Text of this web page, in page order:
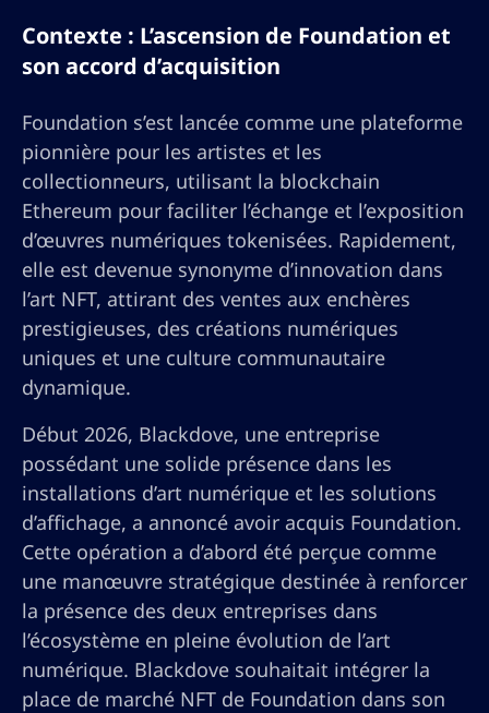
Contexte : L’ascension de Foundation et
son accord d’acquisition
Foundation s’est lancée comme une plateforme
pionnière pour les artistes et les
collectionneurs, utilisant la blockchain
Ethereum pour faciliter l’échange et l’exposition
d’œuvres numériques tokenisées. Rapidement,
elle est devenue synonyme d’innovation dans
l’art NFT, attirant des ventes aux enchères
prestigieuses, des créations numériques
uniques et une culture communautaire
dynamique.
Début 2026, Blackdove, une entreprise
possédant une solide présence dans les
installations d’art numérique et les solutions
d’affichage, a annoncé avoir acquis Foundation.
Cette opération a d’abord été perçue comme
une manœuvre stratégique destinée à renforcer
la présence des deux entreprises dans
l’écosystème en pleine évolution de l’art
numérique. Blackdove souhaitait intégrer la
place de marché NFT de Foundation dans son